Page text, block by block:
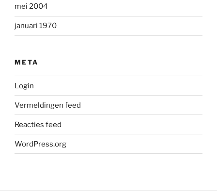
mei 2004
januari 1970
META
Login
Vermeldingen feed
Reacties feed
WordPress.org